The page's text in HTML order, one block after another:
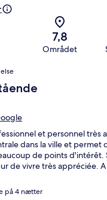
7,8
Området
et personnel très
dans la ville et permet
de points d'intérêt.
de vivre très appréciée.
på 4 nætter